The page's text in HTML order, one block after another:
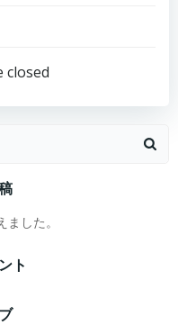
closed
した。
ト